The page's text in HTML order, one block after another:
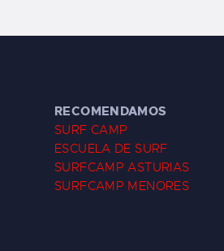
RECOMENDAMOS
SURF CAMP
ESCUELA DE SURF
SURFCAMP ASTURIAS
SURFCAMP MENORES